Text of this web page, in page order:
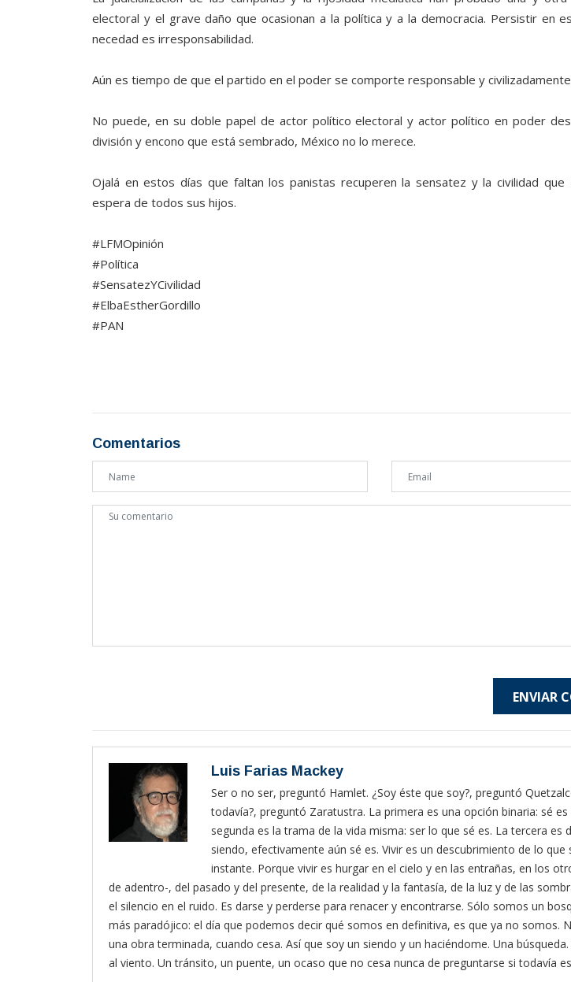
electoral y el grave daño que ocasionan a la política y a la democracia. Persistir en
necedad es irresponsabilidad.
Aún es tiempo de que el partido en el poder se comporte responsable y
No puede, en su doble papel de actor político electoral y actor político en poder
división y encono que está sembrado, México no lo merece.
Ojalá en estos días que faltan los panistas recuperen la sensatez y la civilidad que
espera de todos sus hijos.
#LFMOpinión
#Política
#SensatezYCivilidad
#ElbaEstherGordillo
#PAN
Comentarios
ENVIAR
Luis Farias Mackey
Ser o no ser, preguntó Hamlet. ¿Soy éste que soy?, preguntó
todavía?, preguntó Zaratustra. La primera es una opción binaria: sé
segunda es la trama de la vida misma: ser lo que sé es. La tercera es
siendo, efectivamente aún sé es. Vivir es un descubrimiento de lo que
instante. Porque vivir es hurgar en el cielo y en las entrañas, en los
de adentro-, del pasado y del presente, de la realidad y la fantasía, de la luz y de las
el silencio en el ruido. Es darse y perderse para renacer y encontrarse. Sólo somos un
más paradójico: el día que podemos decir qué somos en definitiva, es que ya no somos.
una obra terminada, cuando cesa. Así que soy un siendo y un haciéndome. Una
al viento. Un tránsito, un puente, un ocaso que no cesa nunca de preguntarse si todavía